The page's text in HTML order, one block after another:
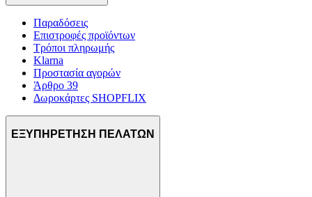
Παραδόσεις
Επιστροφές προϊόντων
Τρόποι πληρωμής
Klarna
Προστασία αγορών
Άρθρο 39
Δωροκάρτες SHOPFLIX
ΕΞΥΠΗΡΕΤΗΣΗ ΠΕΛΑΤΩΝ